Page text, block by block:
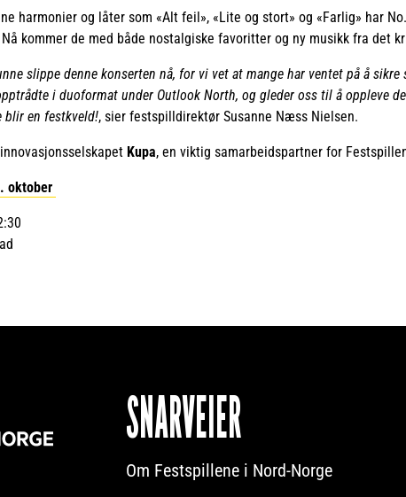
harmonier og låter som «Alt feil», «Lite og stort» og «Farlig» har
kommer de med både nostalgiske favoritter og ny musikk fra det
slippe denne konserten nå, for vi vet at mange har ventet på å
i duoformat under Outlook North, og gleder oss til å oppleve
blir en festkveld!, sier festspilldirektør Susanne Næss Nielsen.
Kupa, en viktig samarbeidspartner for
oktober
SNARVEIER
Om Festspillene i Nord-Norge